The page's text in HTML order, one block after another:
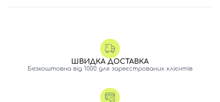
ШВИДКА ДОСТАВКА
Безкоштовна від 1000 для зареєстрованих клієнтів